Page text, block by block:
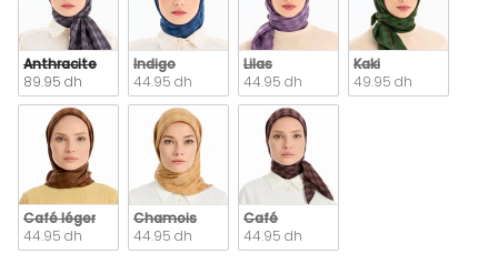
Anthracite
89.95 dh
Indigo
44.95 dh
Lilas
44.95 dh
Kaki
49.95 dh
Café léger
44.95 dh
Chamois
44.95 dh
Café
44.95 dh